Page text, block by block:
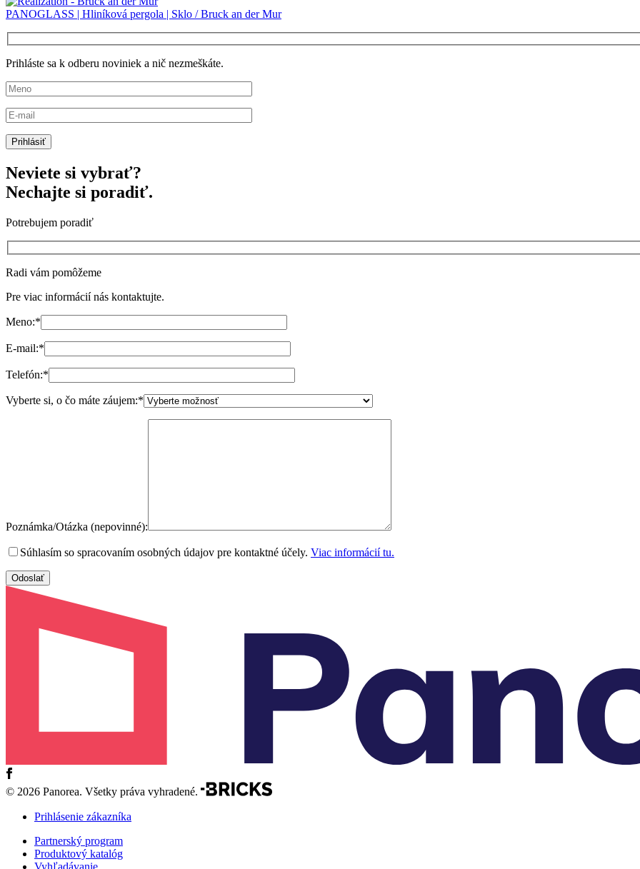
PANOGLASS | Hliníková pergola | Sklo / Bruck an der Mur
Prihláste sa k odberu noviniek a nič nezmeškáte.
Neviete si vybrať?
Nechajte si poradiť.
Potrebujem poradiť
Radi vám pomôžeme
Pre viac informácií nás kontaktujte.
Meno:*
E-mail:*
Telefón:*
Vyberte si, o čo máte záujem:*
Poznámka/Otázka (nepovinné):
Súhlasím so spracovaním osobných údajov pre kontaktné účely. Viac informácií tu.
© 2026 Panorea. Všetky práva vyhradené.
Prihlásenie zákazníka
Partnerský program
Produktový katalóg
Vyhľadávanie